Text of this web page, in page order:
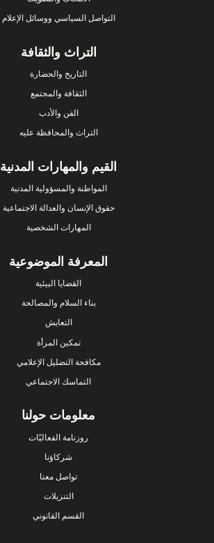
التواصل السياسي ووسائل الإعلام
التراث والثقافة
التاريخ والحضارة
الثقافة والمجتمع
الفن والأدب
التراث والمحافظة عليه
القيم والمهارات المدنية
المواطنة والمسؤولية المدنية
حقوق الإنسان والعدالة الاجتماعية
المهارات الشخصية
المعرفة الموضوعية
القضايا البيئية
بناء السلام والمصالحة
التعايش
تمكين المرأة
مكافحة التضليل الإعلامي
التماسك الاجتماعي
معلومات حولنا
روزنامة الفعاليّات
شركاؤنا
تواصل معنا
التنزيلات
القسم القانوني